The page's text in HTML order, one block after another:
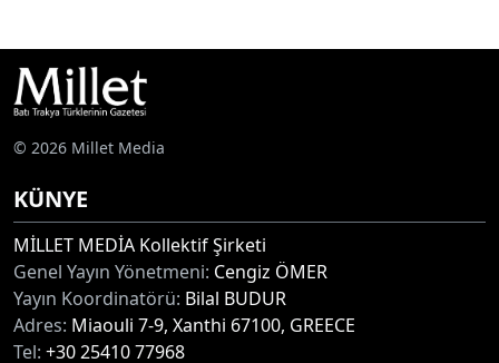
© 2026 Millet Media
KÜNYE
MİLLET MEDİA Kollektif Şirketi
Genel Yayın Yönetmeni: Cengiz ÖMER
Yayın Koordinatörü: Bilal BUDUR
Adres: Miaouli 7-9, Xanthi 67100, GREECE
Tel: +30 25410 77968